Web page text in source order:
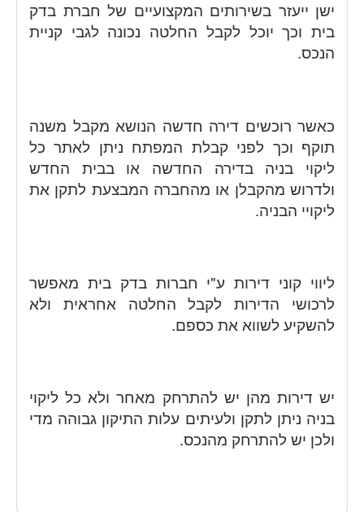
ישן ייעזר בשירותים המקצועיים של חברת בדק
בית וכך יוכל לקבל החלטה נכונה לגבי קניית
הנכס.
כאשר רוכשים דירה חדשה הנושא מקבל משנה
תוקף וכך לפני קבלת המפתח ניתן לאתר כל
ליקוי בניה בדירה החדשה או בבית החדש
ולדרוש מהקבלן או מהחברה המבצעת לתקן את
ליקויי הבניה.
ליווי קוני דירות ע"י חברות בדק בית מאפשר
לרכושי הדירות לקבל החלטה אחראית ולא
להשקיע לשווא את כספם.
יש דירות מהן יש להתרחק מאחר ולא כל ליקוי
בניה ניתן לתקן ולעיתים עלות התיקון גבוהה מדי
ולכן יש להתרחק מהנכס.